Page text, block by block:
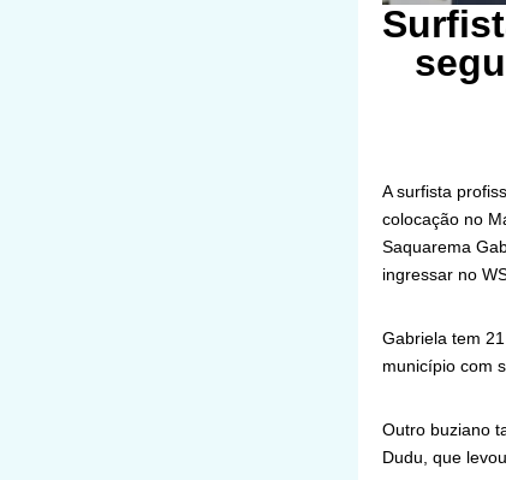
A surfista
colocação no
Saquarema
ingressar no
Gabriela tem
município com
Outro buziano
Dudu, que